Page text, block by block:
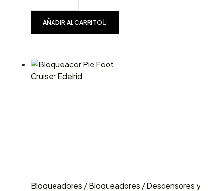
AÑADIR AL CARRITO
Bloqueadores /Bloqueadores /Descensores y